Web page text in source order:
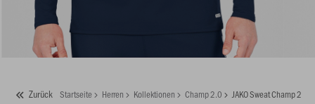
Zurück Startseite Herren Kollektionen Champ 2.0 JAKO Sweat Champ 2.0